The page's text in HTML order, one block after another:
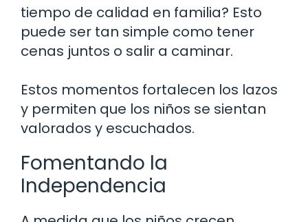
tiempo de calidad en familia? Esto
puede ser tan simple como tener
cenas juntos o salir a caminar.
Estos momentos fortalecen los lazos
y permiten que los niños se sientan
valorados y escuchados.
Fomentando la
Independencia